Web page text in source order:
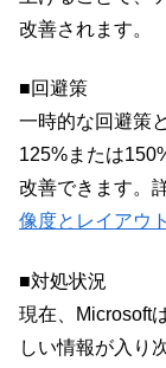
改善されます。
■回避策
一時的な回避策
125%または
改善できます。
像度とレイアウ
■対処状況
現在、Microsoft
しい情報が入り